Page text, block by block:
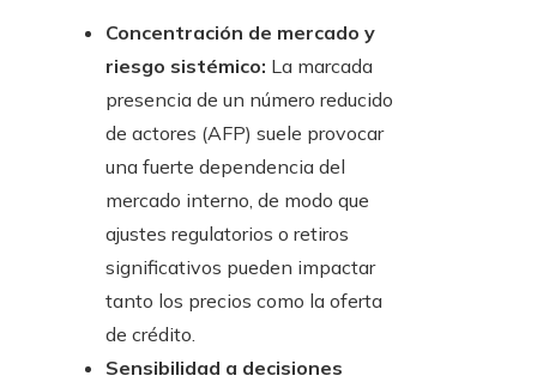
Concentración de mercado y
riesgo sistémico: La marcada
presencia de un número reducido
de actores (AFP) suele provocar
una fuerte dependencia del
mercado interno, de modo que
ajustes regulatorios o retiros
significativos pueden impactar
tanto los precios como la oferta
de crédito.
Sensibilidad a decisiones